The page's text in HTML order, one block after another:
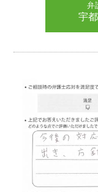
弁
宇